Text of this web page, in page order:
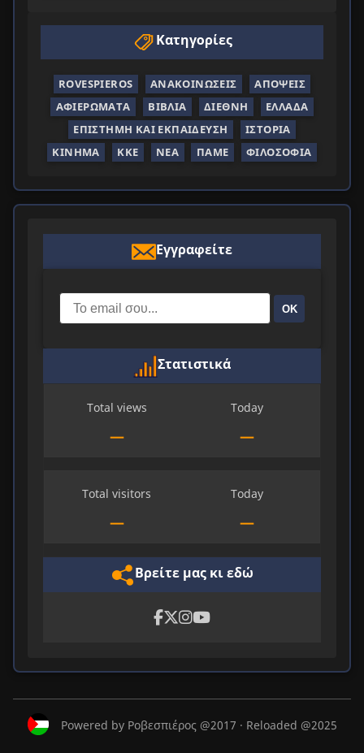
Κατηγορίες
ROVESPIEROS ΑΝΑΚΟΙΝΏΣΕΙΣ
ΑΠΌΨΕΙΣ
ΑΦΙΕΡΏΜΑΤΑ
ΒΙΒΛΊΑ ΔΙΕΘΝΉ
ΕΛΛΆΔΑ
ΕΠΙΣΤΉΜΗ ΚΑΙ ΕΚΠΑΊΔΕΥΣΗ
ΙΣΤΟΡΊΑ
ΚΊΝΗΜΑ
ΚΚΕ ΝΈΑ ΠΑΜΕ ΦΙΛΟΣΟΦΊΑ
Εγγραφείτε
ΟΚ
Στατιστικά
Total views
—
Today
—
Total visitors
—
Today
—
Βρείτε μας κι εδώ
Powered by Ροβεσπιέρος @2017 · Reloaded @2025